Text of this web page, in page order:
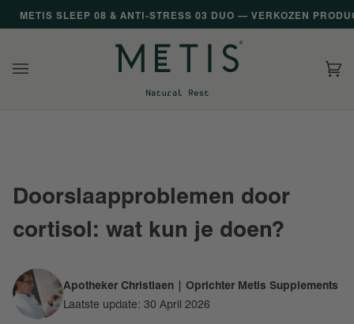
NOG€39VOOR GRATIS VERZENDING
VAN HET JAAR 2026
Doorslaapproblemen door
cortisol: wat kun je doen?
Apotheker Christiaen | Oprichter Metis Supplements
Laatste update: 30 April 2026